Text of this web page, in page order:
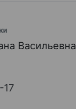
Васильевна